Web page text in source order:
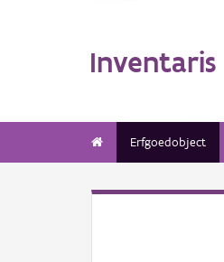
Inventaris
Erfgoedobject